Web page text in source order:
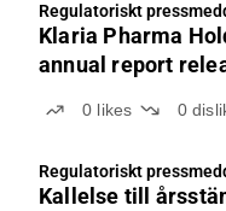
Regulatoriskt
Klaria Pharma
annual report
0 likes 0
Regulatoriskt
Kallelse till